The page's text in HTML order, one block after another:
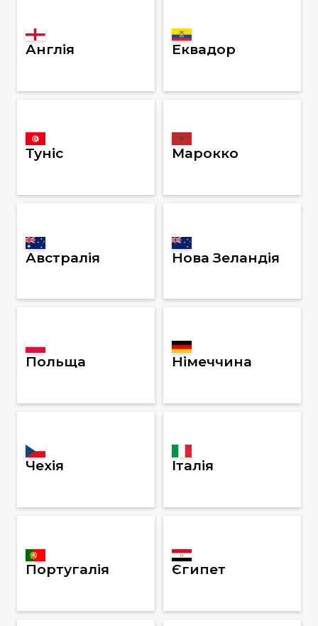
Англія Еквадор
Туніс Марокко
Австралія Нова Зеландія
Польща Німеччина
Чехія Італія
Португалія Єгипет